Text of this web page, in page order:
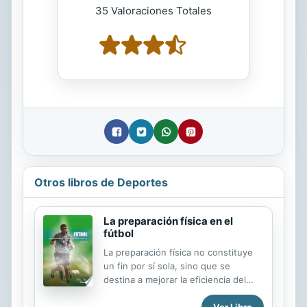
35 Valoraciones Totales
Otros libros de Deportes
La preparación física en el
fútbol
La preparación física no constituye
un fin por sí sola, sino que se
destina a mejorar la eficiencia del
jugador; por este motivo, debe